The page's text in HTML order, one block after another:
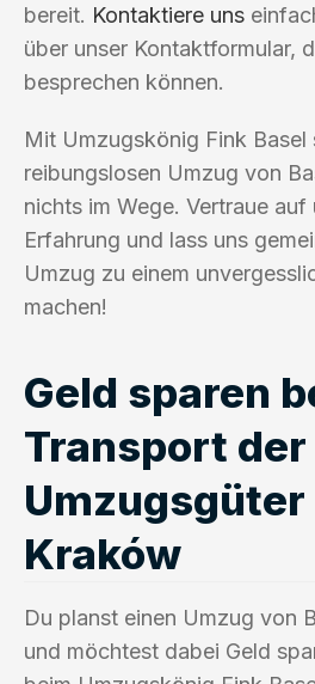
bereit. Kontaktiere uns
über unser Kontaktformular,
besprechen können.
Mit Umzugskönig Fink Basel
reibungslosen Umzug von
nichts im Wege. Vertraue auf
Erfahrung und lass uns
Umzug zu einem
machen!
Geld sparen
Transport der
Umzugsgüter
Kraków
Du planst einen Umzug von
und möchtest dabei Geld